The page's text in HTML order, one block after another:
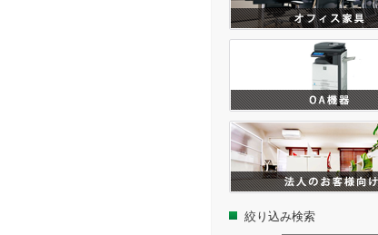
絞り込み検索